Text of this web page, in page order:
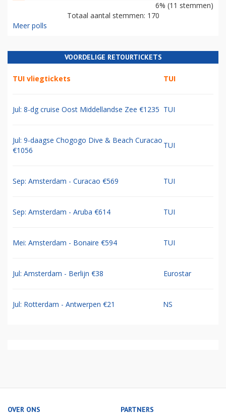
6% (11 stemmen)
Totaal aantal stemmen: 170
Meer polls
VOORDELIGE RETOURTICKETS
TUI vliegtickets TUI
Jul: 8-dg cruise Oost Middellandse Zee €1235 TUI
Jul: 9-daagse Chogogo Dive & Beach Curacao
€1056
TUI
Sep: Amsterdam - Curacao €569 TUI
Sep: Amsterdam - Aruba €614 TUI
Mei: Amsterdam - Bonaire €594 TUI
Jul: Amsterdam - Berlijn €38 Eurostar
Jul: Rotterdam - Antwerpen €21 NS
OVER ONS PARTNERS